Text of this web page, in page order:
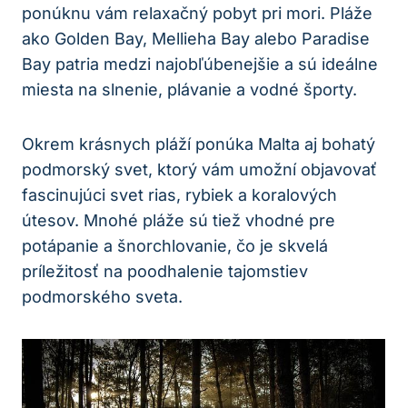
ponúknu vám relaxačný pobyt pri mori. Pláže
ako Golden Bay, Mellieha Bay alebo Paradise
Bay patria medzi najobľúbenejšie a sú ideálne
miesta na slnenie, plávanie a vodné športy.
Okrem krásnych pláží ponúka Malta aj bohatý
podmorský svet, ktorý vám umožní objavovať
fascinujúci svet rias, rybiek a koralových
útesov. Mnohé pláže sú tiež vhodné pre
potápanie a šnorchlovanie, čo je skvelá
príležitosť na poodhalenie tajomstiev
podmorského sveta.